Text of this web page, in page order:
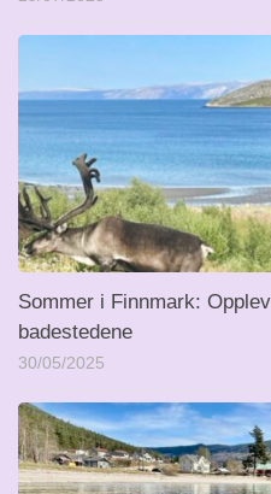
Sommer i Finnmark:
badestedene
30/05/2025